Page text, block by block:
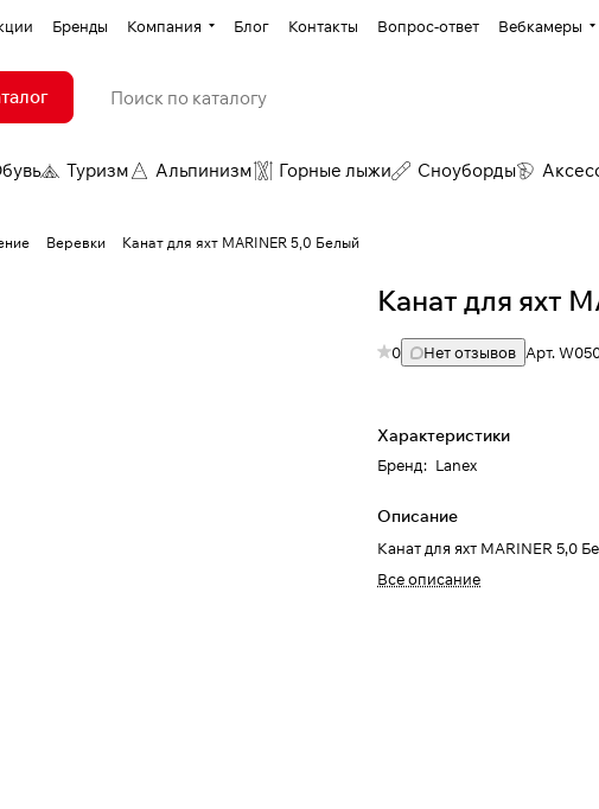
Бренды Компания Блог Контакты Вопрос-ответ Вебкамеры
Туризм Альпинизм Горные лыжи Сноуборды
Веревки Канат для яхт MARINER 5,0 Белый
Канат для яхт
0 Нет отзывов Арт.
Характеристики
Бренд: Lanex
Описание
Канат для яхт MARINER 5,0
Все описание